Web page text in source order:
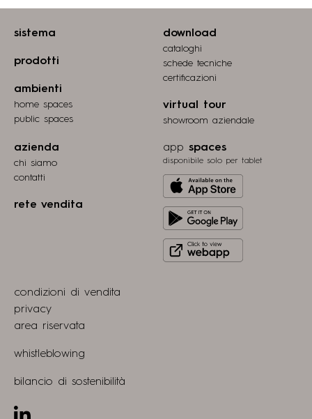
sistema
prodotti
ambienti
home spaces
public spaces
download
cataloghi
schede tecniche
certiﬁcazioni
virtual tour
showroom aziendale
azienda
chi siamo
contatti
rete vendita
app spaces
disponibile solo per tablet
from
store
it
Play
to
condizioni di vendita
privacy
area riservata
whistleblowing
bilancio di sostenibilità
Linkedin